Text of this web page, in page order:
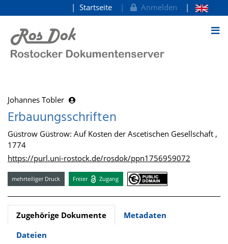
zum Inhalt
Startseite Anmelden
Johannes Tobler
Erbauungsschriften
Güstrow Güstrow: Auf Kosten der Ascetischen Gesellschaft ,
1774
https://purl.uni-rostock.de/rosdok/ppn1756959072
mehrteiliger Druck Freier Zugang
Zugehörige Dokumente
Metadaten
Dateien